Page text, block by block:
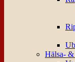
Hälsa-